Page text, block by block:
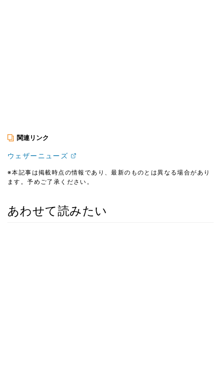
関連リンク
ウェザーニューズ
※本記事は掲載時点の情報であり、最新のものとは異なる場合があり
ます。予めご了承ください。
あわせて読みたい